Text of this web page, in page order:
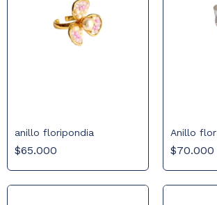
anillo floripondia
$65.000
Anillo flor
$70.000